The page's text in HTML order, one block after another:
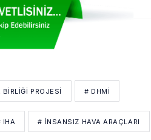
BIRLIĞI PROJESI # DHMİ
IHA # İNSANSIZ HAVA ARAÇLARI